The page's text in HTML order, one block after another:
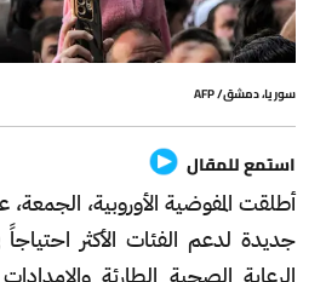
سوريا، دمشق/ AFP
استمع للمقال
أطلقت المفوضية الأوروبية،
جديدة لدعم الفئات الأكثر
الرعاية الصحية الطارئة